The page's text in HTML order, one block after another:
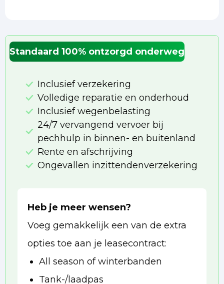
Standaard 100% ontzorgd onderweg
Inclusief verzekering
Volledige reparatie en onderhoud
Inclusief wegenbelasting
24/7 vervangend vervoer bij
pechhulp in binnen- en buitenland
Rente en afschrijving
Ongevallen inzittendenverzekering
Heb je meer wensen?
Voeg gemakkelijk een van de extra
opties toe aan je leasecontract:
All season of winterbanden
Tank-/laadpas